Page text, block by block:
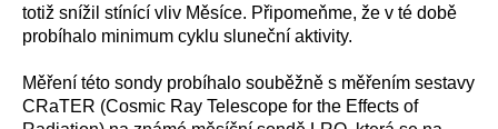
totiž snížil stínící vliv Měsíce. Připomeňme, že v té době
probíhalo minimum cyklu sluneční aktivity.
Měření této sondy probíhalo souběžně s měřením sestavy
CRaTER (Cosmic Ray Telescope for the Effects of